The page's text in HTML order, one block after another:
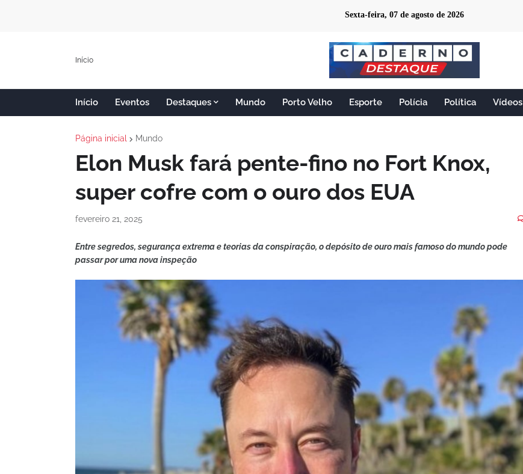
Sexta-feira, 07 de agosto de 2026
Início
Início Eventos Destaques Mundo Porto Velho Esporte Polícia Política Vídeos
Página inicial Mundo
Elon Musk fará pente-fino no Fort Knox,
super cofre com o ouro dos EUA
fevereiro 21, 2025
Entre segredos, segurança extrema e teorias da conspiração, o depósito de ouro mais famoso do mundo pode
passar por uma nova inspeção